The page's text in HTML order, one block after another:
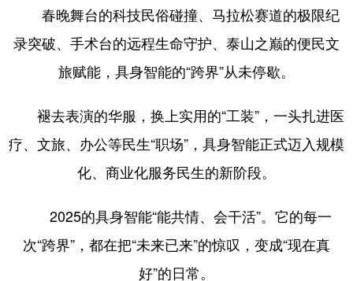
多语种频道
English Español Français عربى
Русский язык 日本語 한국어
Deutsch Português
春晚舞台的科技民俗碰撞、马拉松赛道的极限纪
录突破、手术台的远程生命守护、泰山之巅的便民文
旅赋能，具身智能的“跨界”从未停歇。
褪去表演的华服，换上实用的“工装”，一头扎进医
疗、文旅、办公等民生“职场”，具身智能正式迈入规模
化、商业化服务民生的新阶段。
2025的具身智能“能共情、会干活”。它的每一
次“跨界”，都在把“未来已来”的惊叹，变成“现在真
好”的日常。